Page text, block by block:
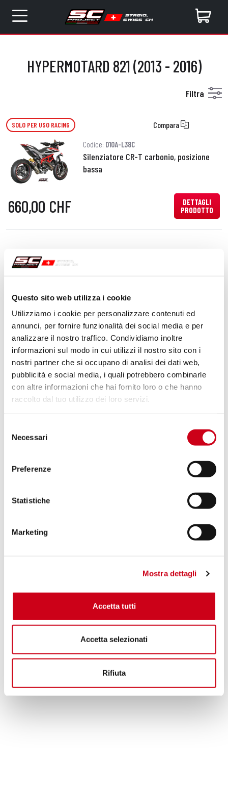
Questo sito web utilizza i cookie
Utilizziamo i cookie per personalizzare contenuti ed
annunci, per fornire funzionalità dei social media e per
analizzare il nostro traffico. Condividiamo inoltre
informazioni sul modo in cui utilizzi il nostro sito con i
nostri partner che si occupano di analisi dei dati web,
pubblicità e social media, i quali potrebbero combinarle
con altre informazioni che hai fornito loro o che hanno
raccolto dal tuo utilizzo dei loro servizi.
delNecessari
Preferenze
Statistiche
Marketing
Mostra dettagli
Accetta tutti
Accetta selezionati
Rifiuta
HYPERMOTARD 821 (2013 - 2016)
Filtra
SOLO PER USO RACING Compara
Codice: D10A-L38C
Silenziatore CR-T carbonio, posizione
bassa
660,00 CHF
DETTAGLI
PRODOTTO